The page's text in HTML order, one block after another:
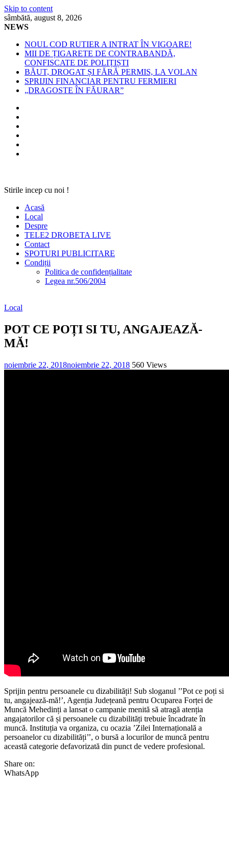
Skip to content
sâmbătă, august 8, 2026
NEWS
NOUL COD RUTIER A INTRAT ÎN VIGOARE!
MII DE ȚIGARETE DE CONTRABANDĂ,
CONFISCATE DE POLIȚIȘTI
BĂUT, DROGAT ȘI FĂRĂ PERMIS, LA VOLAN
SPRIJIN FINANCIAR PENTRU FERMIERI
„DRAGOSTE ÎN FĂURAR”
Stirile incep cu noi !
Acasă
Local
Despre
TELE2 DROBETA LIVE
Contact
SPOTURI PUBLICITARE
Condiții
Politica de confidențialitate
Legea nr.506/2004
Local
POT CE POȚI SI TU, ANGAJEAZĂ-
MĂ!
noiembrie 22, 2018noiembrie 22, 2018 560 Views
Sprijin pentru persoanele cu dizabilități! Sub sloganul ’’Pot ce poți si
tu, angajează-mă!’, Agenția Județeană pentru Ocuparea Forței de
Muncă Mehedinți a lansat o campanie menită să atragă atenția
angajatorilor că și persoanele cu dizabilități trebuie încadrate în
muncă. Instituția va organiza, cu ocazia ’Zilei Internațională a
persoanelor cu dizabilități’’, o bursă a locurilor de muncă pentru
această categorie defavorizată din punct de vedere profesional.
Share on:
WhatsApp